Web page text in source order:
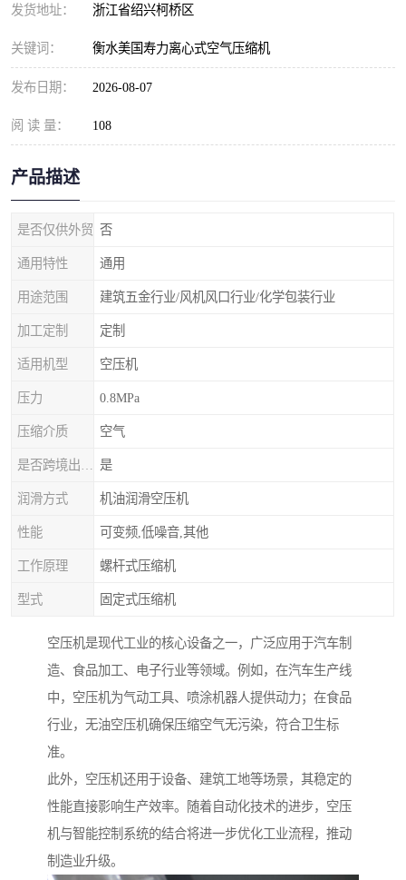
发货地址： 浙江省绍兴柯桥区
关键词： 衡水美国寿力离心式空气压缩机
发布日期： 2026-08-07
阅 读 量： 108
产品描述
是否仅供外贸 否
通用特性 通用
用途范围 建筑五金行业/风机风口行业/化学包装行业
加工定制 定制
适用机型 空压机
压力 0.8MPa
压缩介质 空气
是
润滑方式 机油润滑空压机
性能 可变频,低噪音,其他
工作原理 螺杆式压缩机
型式 固定式压缩机
空压机是现代工业的核心设备之一，广泛应用于汽车制
造、食品加工、电子行业等领域。例如，在汽车生产线
中，空压机为气动工具、喷涂机器人提供动力；在食品
行业，无油空压机确保压缩空气无污染，符合卫生标
准。
此外，空压机还用于设备、建筑工地等场景，其稳定的
性能直接影响生产效率。随着自动化技术的进步，空压
机与智能控制系统的结合将进一步优化工业流程，推动
制造业升级。